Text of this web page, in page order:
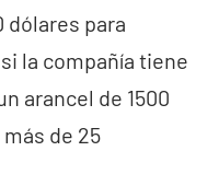
dólares para
la compañía tiene
arancel de 1500
de 25